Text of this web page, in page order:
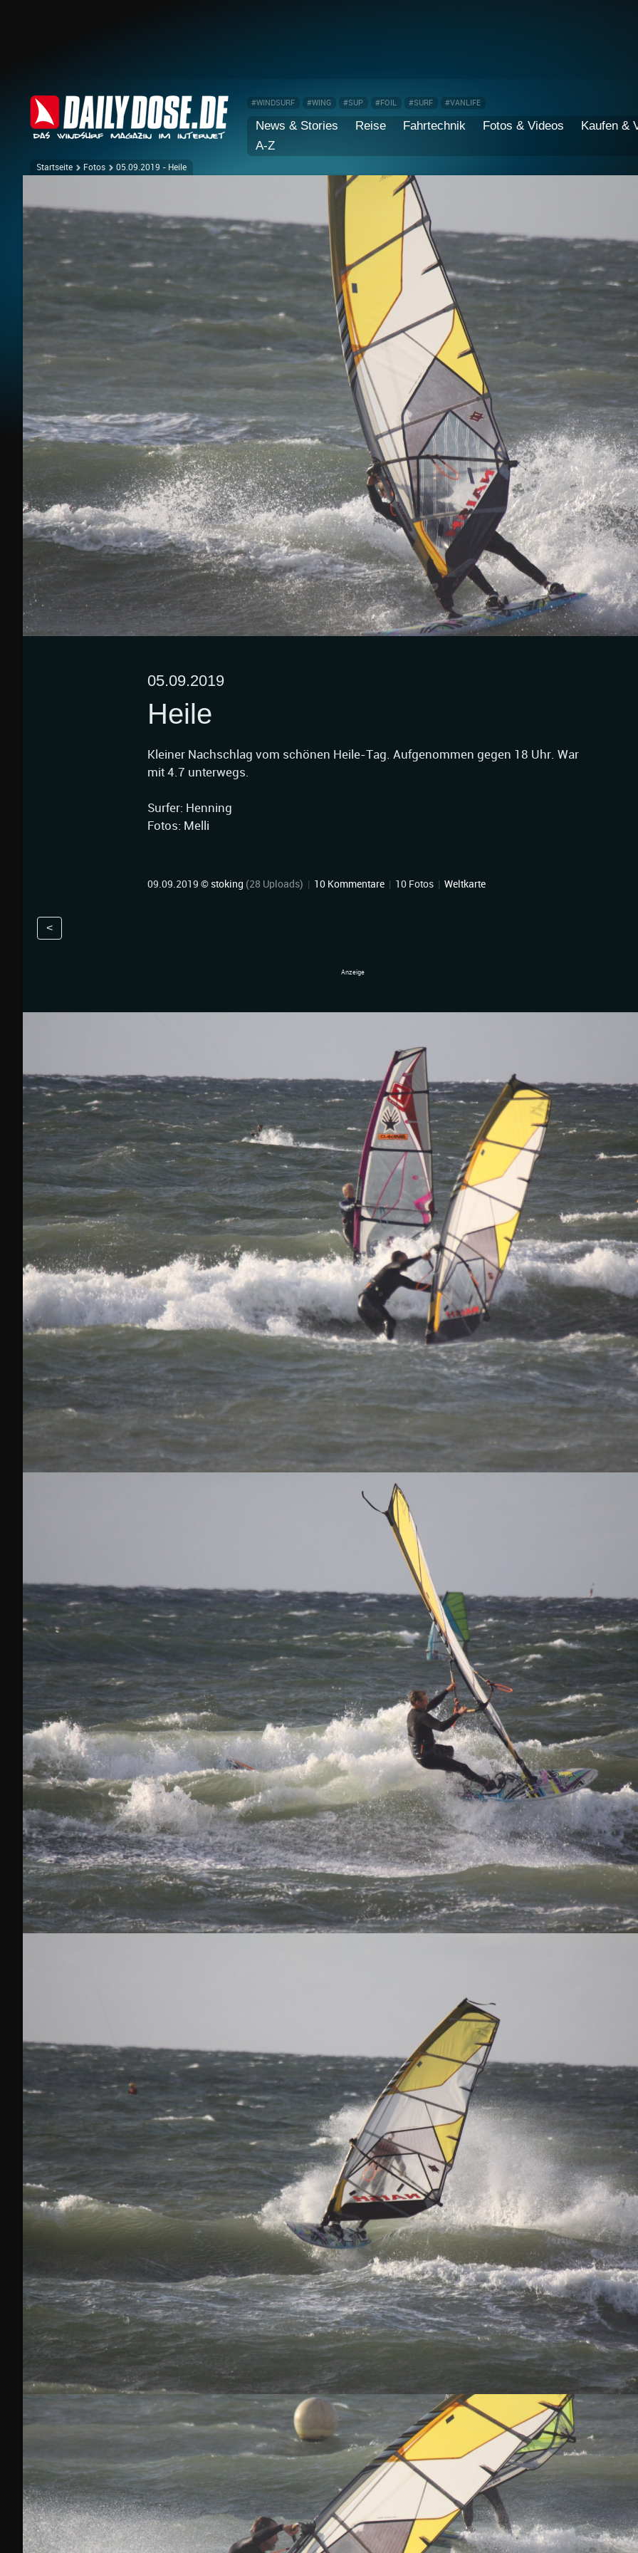
#WINDSURF #WING #SUP #FOIL #SURF #VANLIFE
News & Stories Reise Fahrtechnik Fotos & Videos
Kaufen &
A-Z
Startseite Fotos 05.09.2019 - Heile
05.09.2019
Heile
Kleiner Nachschlag vom schönen Heile-Tag. Aufgenommen gegen 18 Uhr. War
mit 4.7 unterwegs.
Surfer: Henning
Fotos: Melli
09.09.2019 © stoking (28 Uploads) | 10 Kommentare | 10 Fotos | Weltkarte
<